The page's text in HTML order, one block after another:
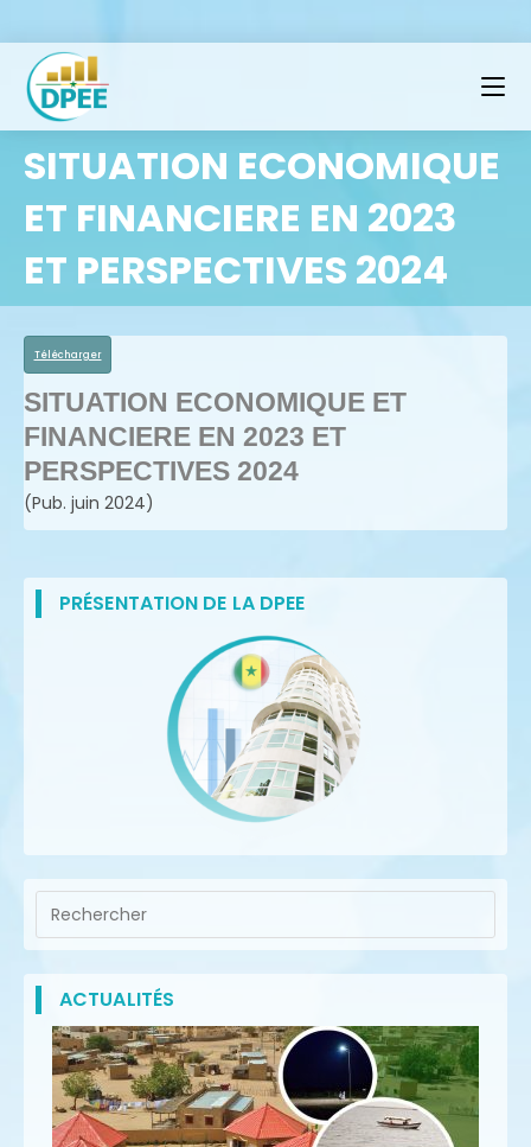
SITUATION ECONOMIQUE
ET FINANCIERE EN 2023
ET PERSPECTIVES 2024
Télécharger
SITUATION ECONOMIQUE ET
FINANCIERE EN 2023 ET
PERSPECTIVES 2024
(Pub. juin 2024)
PRÉSENTATION DE LA DPEE
ACTUALITÉS